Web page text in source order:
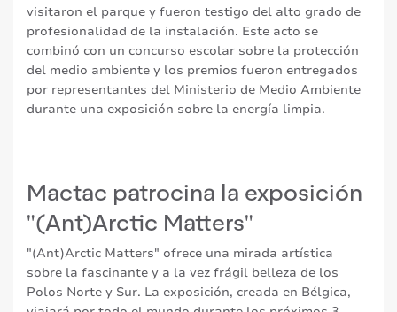
visitaron el parque y fueron testigo del alto grado de
profesionalidad de la instalación. Este acto se
combinó con un concurso escolar sobre la protección
del medio ambiente y los premios fueron entregados
por representantes del Ministerio de Medio Ambiente
durante una exposición sobre la energía limpia.
Mactac patrocina la exposición
"(Ant)Arctic Matters"
"(Ant)Arctic Matters" ofrece una mirada artística
sobre la fascinante y a la vez frágil belleza de los
Polos Norte y Sur. La exposición, creada en Bélgica,